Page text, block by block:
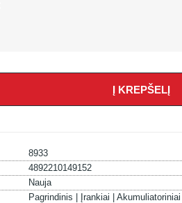
Į KREPŠELĮ
8933
4892210149152
Nauja
Pagrindinis | Įrankiai | Akumuliatoriniai